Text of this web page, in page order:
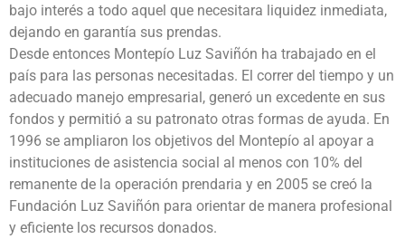
bajo interés a todo aquel que necesitara liquidez inmediata,
dejando en garantía sus prendas.
Desde entonces Montepío Luz Saviñón ha trabajado en el
país para las personas necesitadas. El correr del tiempo y un
adecuado manejo empresarial, generó un excedente en sus
fondos y permitió a su patronato otras formas de ayuda. En
1996 se ampliaron los objetivos del Montepío al apoyar a
instituciones de asistencia social al menos con 10% del
remanente de la operación prendaria y en 2005 se creó la
Fundación Luz Saviñón para orientar de manera profesional
y eficiente los recursos donados.